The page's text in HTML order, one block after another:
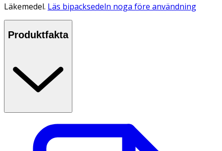
Läkemedel. Läs bipacksedeln noga före användning
Produktfakta